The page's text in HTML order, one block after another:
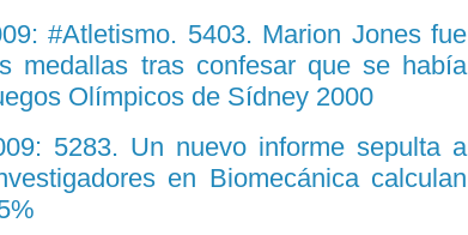
#Atletismo. 5403. Marion Jones fue
medallas tras confesar que se había
Olímpicos de Sídney 2000
5283. Un nuevo informe sepulta a
en Biomecánica calculan